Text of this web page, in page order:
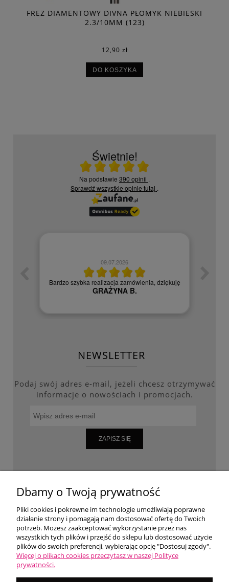
FREZ DIAMENTOWY DIVNA PŁOMYK NIEBIESKI
2.3/10MM (123)
12,90 zł
DO KOSZYKA
Świetnie!
Ocena średnia 5 na 5
Na podstawie 390 opinii .
Sprawdź wszystkie opinie tutaj .
09.07.2026
Bardzo szybka realizacja zamówienia, dziękuję
GRAŻYNA B.
NEWSLETTER
Podaj swój adres e-mail, jeżeli chcesz otrzymywać
informacje o nowościach i promocjach.
ZAPISZ SIĘ
WARUNKI ZAKUPÓW
MOJE KONTO
O NAS
Dbamy o Twoją prywatność
Pliki cookies i pokrewne im technologie umożliwiają poprawne
działanie strony i pomagają nam dostosować ofertę do Twoich
potrzeb. Możesz zaakceptować wykorzystanie przez nas
wszystkich tych plików i przejść do sklepu lub dostosować użycie
plików do swoich preferencji, wybierając opcję "Dostosuj zgody".
Więcej o plikach cookies przeczytasz w naszej Polityce
prywatności.